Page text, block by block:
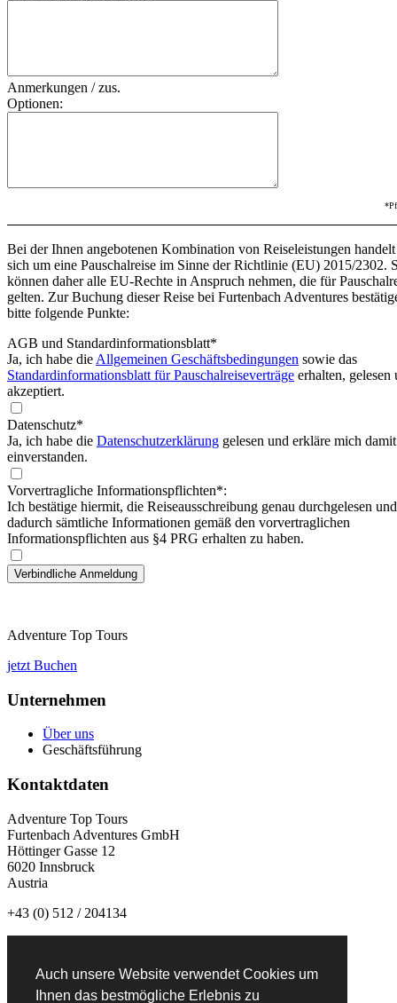
Auch unsere Website verwendet Cookies um
Ihnen das bestmögliche Erlebnis zu
Anmerkungen / zus.
Optionen:
Bei der Ihnen angebotenen Kombination von Reiseleistungen handelt
sich um eine Pauschalreise im Sinne der Richtlinie (EU) 2015/2302.
können daher alle EU-Rechte in Anspruch nehmen, die für
gelten. Zur Buchung dieser Reise bei Furtenbach Adventures
bitte folgende Punkte:
AGB und Standardinformationsblatt*
Ja, ich habe die Allgemeinen Geschäftsbedingungen sowie das
Standardinformationsblatt für Pauschalreiseverträge erhalten, gelesen
akzeptiert.
Datenschutz*
Ja, ich habe die Datenschutzerklärung gelesen und erkläre mich damit
einverstanden.
Vorvertragliche Informationspflichten*:
Ich bestätige hiermit, die Reiseausschreibung genau durchgelesen und
dadurch sämtliche Informationen gemäß den vorvertraglichen
Informationspflichten aus §4 PRG erhalten zu haben.
Adventure Top Tours
jetzt Buchen
Unternehmen
Über uns
Geschäftsführung
Kontaktdaten
Adventure Top Tours
Furtenbach Adventures GmbH
Höttinger Gasse 12
6020 Innsbruck
Austria
+43 (0) 512 / 204134
Newsletteranmeldung: